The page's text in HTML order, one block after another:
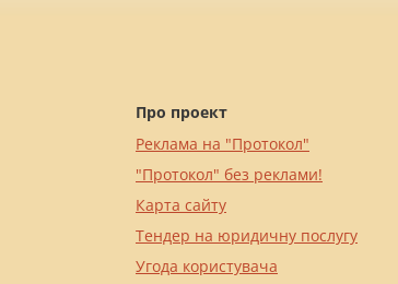
Про проект
Реклама на "Протокол"
"Протокол" без реклами!
Карта сайту
Тендер на юридичну послугу
Угода користувача